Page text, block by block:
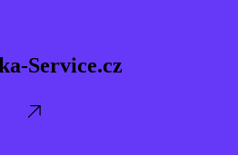
Service.cz